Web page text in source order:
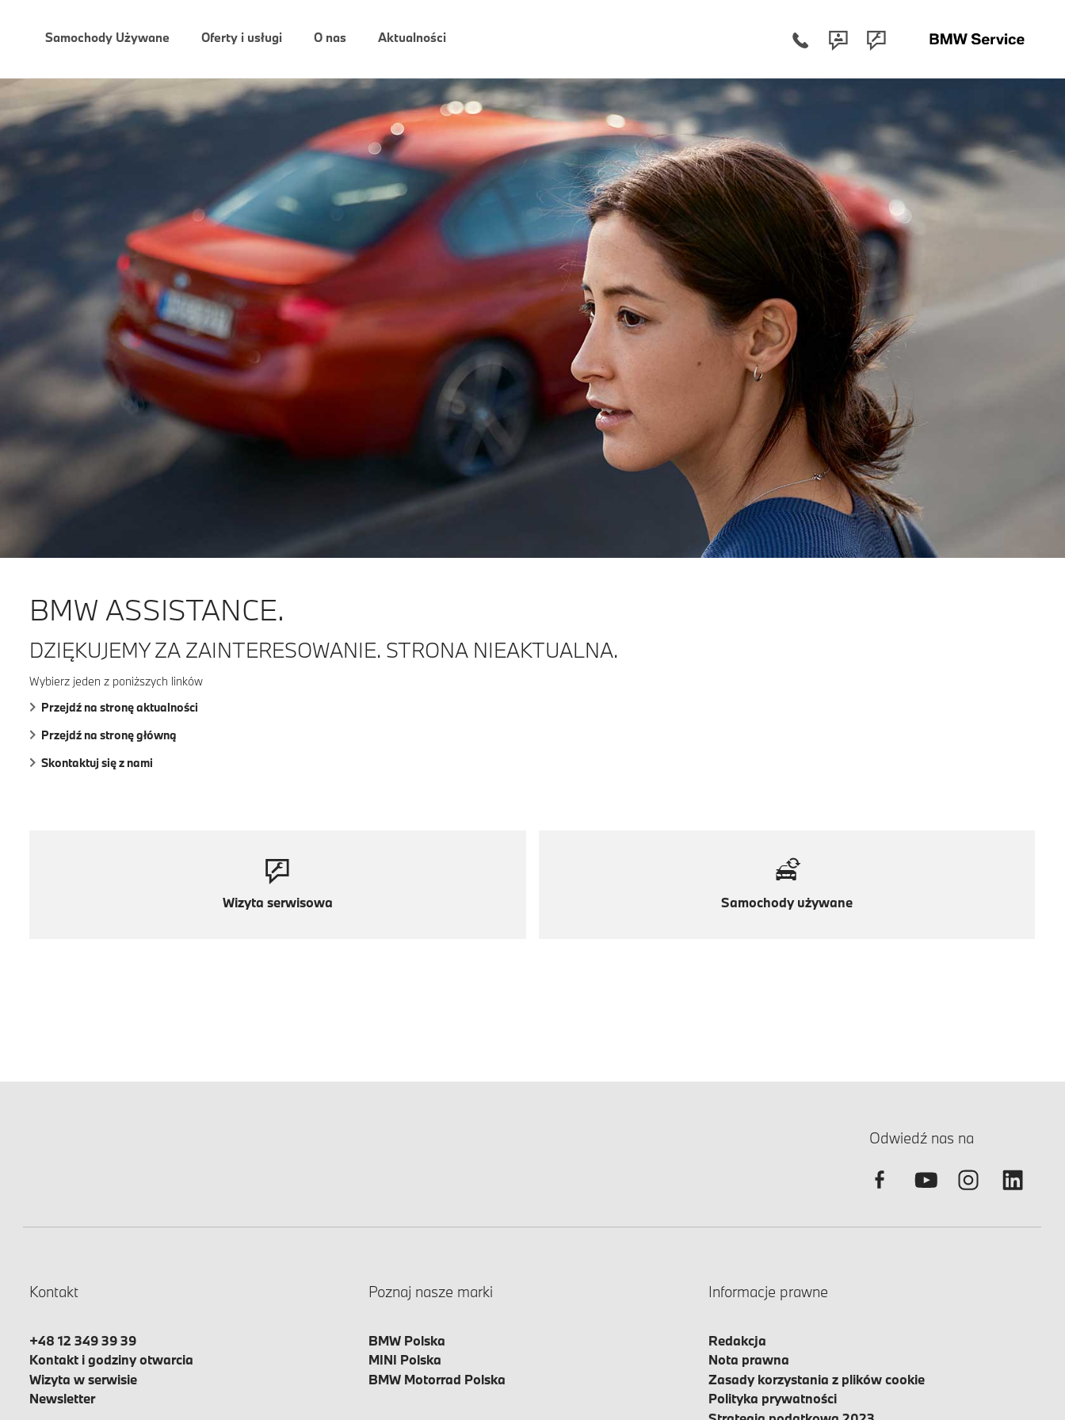
Samochody Używane Oferty i usługi O nas Aktualności
BMW ASSISTANCE.
DZIĘKUJEMY ZA ZAINTERESOWANIE. STRONA NIEAKTUALNA.
Wybierz jeden z poniższych linków
Przejdź na stronę aktualności
Przejdź na stronę główną
Skontaktuj się z nami
Wizyta serwisowa Samochody używane
Odwiedź nas na
Kontakt
+48 12 349 39 39
Kontakt i godziny otwarcia
Wizyta w serwisie
Newsletter
Poznaj nasze marki
BMW Polska
MINI Polska
BMW Motorrad Polska
Informacje prawne
Redakcja
Nota prawna
Zasady korzystania z plików cookie
Polityka prywatności